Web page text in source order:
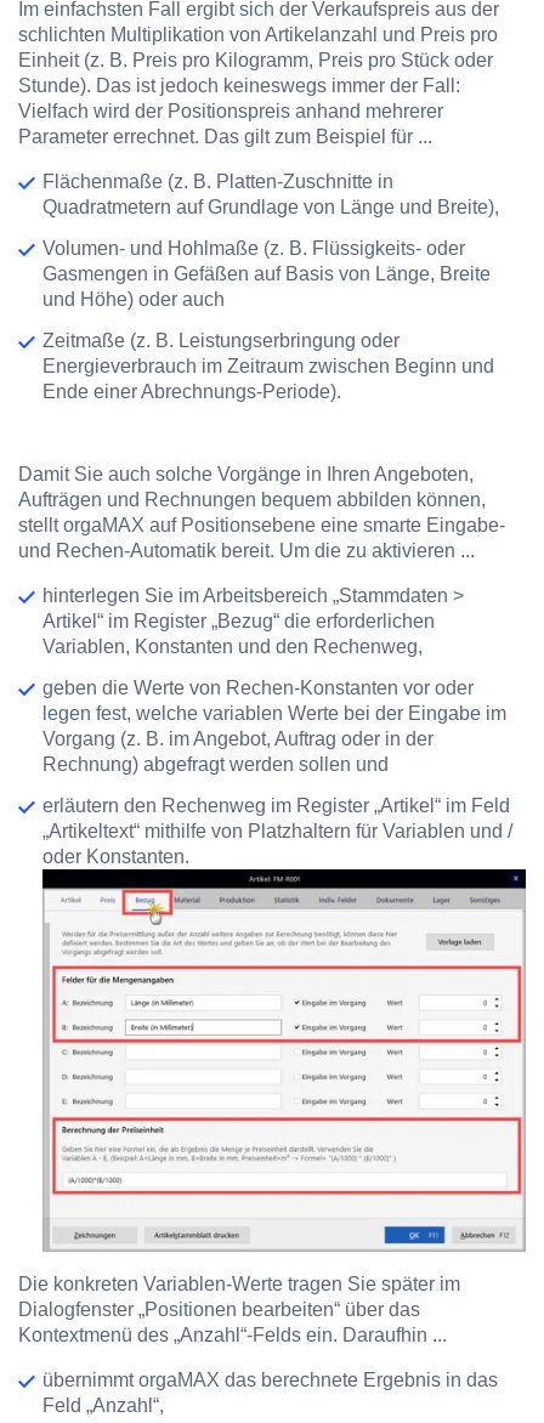
Im einfachsten Fall ergibt sich der Verkaufspreis aus der
schlichten Multiplikation von Artikelanzahl und Preis pro
Einheit (z. B. Preis pro Kilogramm, Preis pro Stück oder
Stunde). Das ist jedoch keineswegs immer der Fall:
Vielfach wird der Positionspreis anhand mehrerer
Parameter errechnet. Das gilt zum Beispiel für ...
Flächenmaße (z. B. Platten-Zuschnitte in
Quadratmetern auf Grundlage von Länge und Breite),
Volumen- und Hohlmaße (z. B. Flüssigkeits- oder
Gasmengen in Gefäßen auf Basis von Länge, Breite
und Höhe) oder auch
Zeitmaße (z. B. Leistungserbringung oder
Energieverbrauch im Zeitraum zwischen Beginn und
Ende einer Abrechnungs-Periode).
Damit Sie auch solche Vorgänge in Ihren Angeboten,
Aufträgen und Rechnungen bequem abbilden können,
stellt orgaMAX auf Positionsebene eine smarte Eingabe-
und Rechen-Automatik bereit. Um die zu aktivieren ...
hinterlegen Sie im Arbeitsbereich „Stammdaten >
Artikel“ im Register „Bezug“ die erforderlichen
Variablen, Konstanten und den Rechenweg,
geben die Werte von Rechen-Konstanten vor oder
legen fest, welche variablen Werte bei der Eingabe im
Vorgang (z. B. im Angebot, Auftrag oder in der
Rechnung) abgefragt werden sollen und
erläutern den Rechenweg im Register „Artikel“ im Feld
„Artikeltext“ mithilfe von Platzhaltern für Variablen und /
oder Konstanten.
Die konkreten Variablen-Werte tragen Sie später im
Dialogfenster „Positionen bearbeiten“ über das
Kontextmenü des „Anzahl“-Felds ein. Daraufhin ...
übernimmt orgaMAX das berechnete Ergebnis in das
Feld „Anzahl“,